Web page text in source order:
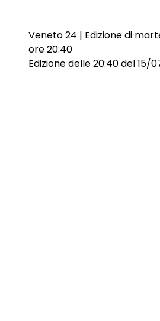
Veneto 24 | Edizione di
ore 20:40
Edizione delle 20:40 del 15/